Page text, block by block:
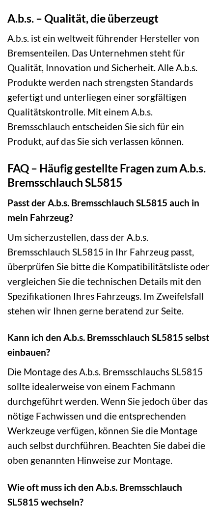
A.b.s. – Qualität, die überzeugt
A.b.s. ist ein weltweit führender Hersteller von
Bremsenteilen. Das Unternehmen steht für
Qualität, Innovation und Sicherheit. Alle A.b.s.
Produkte werden nach strengsten Standards
gefertigt und unterliegen einer sorgfältigen
Qualitätskontrolle. Mit einem A.b.s.
Bremsschlauch entscheiden Sie sich für ein
Produkt, auf das Sie sich verlassen können.
FAQ – Häufig gestellte Fragen zum A.b.s.
Bremsschlauch SL5815
Passt der A.b.s. Bremsschlauch SL5815 auch in
mein Fahrzeug?
Um sicherzustellen, dass der A.b.s.
Bremsschlauch SL5815 in Ihr Fahrzeug passt,
überprüfen Sie bitte die Kompatibilitätsliste oder
vergleichen Sie die technischen Details mit den
Spezifikationen Ihres Fahrzeugs. Im Zweifelsfall
stehen wir Ihnen gerne beratend zur Seite.
Kann ich den A.b.s. Bremsschlauch SL5815 selbst
einbauen?
Die Montage des A.b.s. Bremsschlauchs SL5815
sollte idealerweise von einem Fachmann
durchgeführt werden. Wenn Sie jedoch über das
nötige Fachwissen und die entsprechenden
Werkzeuge verfügen, können Sie die Montage
auch selbst durchführen. Beachten Sie dabei die
oben genannten Hinweise zur Montage.
Wie oft muss ich den A.b.s. Bremsschlauch
SL5815 wechseln?